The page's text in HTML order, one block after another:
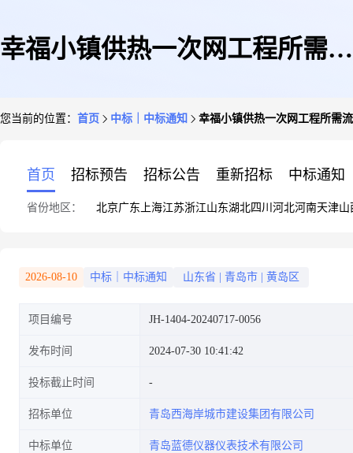
幸福小镇供热一次网工程所需流
您当前的位置： 首页 中标｜中标通知 幸福小镇供热一次网工程所需
首页 招标预告 招标公告 重新招标 中标通知
省份地区： 北京广东 上海江苏浙江山东湖北四川 河北河南天津山
2026-08-10 中标｜中标通知 山东省 青岛市 黄岛区
项目编号 JH-1404-20240717-0056
发布时间 2024-07-30 10:41:42
投标截止时间
招标单位 青岛西海岸城市建设集团有限公司
中标单位 青岛蓝德仪器仪表技术有限公司